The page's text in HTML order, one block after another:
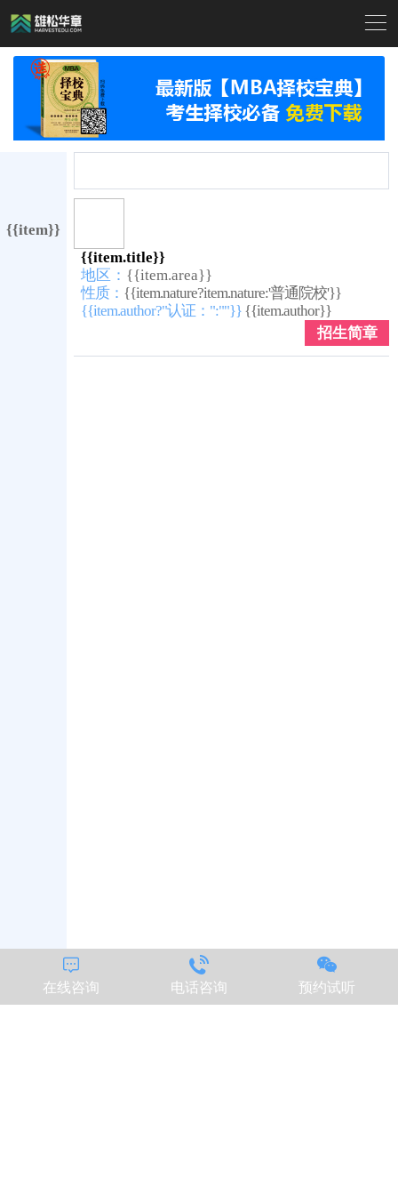

{{item}}
{{item.title}}
地区： {{item.area}}
性质： {{item.nature?item.nature:'普通院校'}}
{{item.author?"认证：":""}} {{item.author}}
招生简章

在线咨询

电话咨询

预约试听